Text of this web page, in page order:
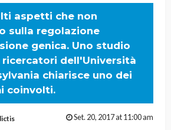
aspetti che non
sulla regolazione
genica. Uno studio
dell'Università
chiarisce uno dei
coinvolti.
Set. 20, 2017 at 11:00 am